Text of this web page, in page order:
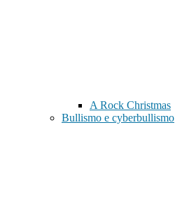
A Rock Christmas
Bullismo e cyberbullismo